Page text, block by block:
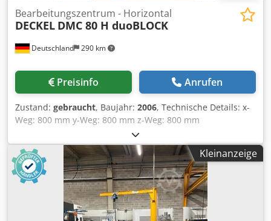
Deutschland 290 km
Bearbeitungszentrum - Horizontal
DECKEL DMC 80 H duoBLOCK
Preisinfo Anrufen
Zustand: gebraucht, Baujahr: 2006, Technische Details: x-
Weg: 800 mm y-Weg: 800 mm z-Weg: 800 mm
Csdpfxepumdcj Abbjrf Drehzahl: 12.000 1/min
Werkzeugaufnahme: SK 50 Steuerung: SIEMENS 840D
shopmill Werkzeugwechseleinrichtung: 240 fach
Palettengröße: 630 x 630mm mm Spindel: 52 kW / 430Nm
Gesamtleistungsbedarf: 87 kVA Maschinengewicht ca.: 15 t
horiz. Bearbeitungszentrum mit Palettenspeicher, NC-
Rundtisch, 2 -fach Palettenwechsler, IKZ 40 bar,
Kleinanzeige